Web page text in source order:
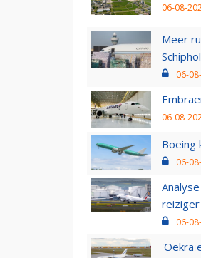
06-08-
Meer
Schiphol
06-
06-08-
Boeing
06-
reiziger
06-